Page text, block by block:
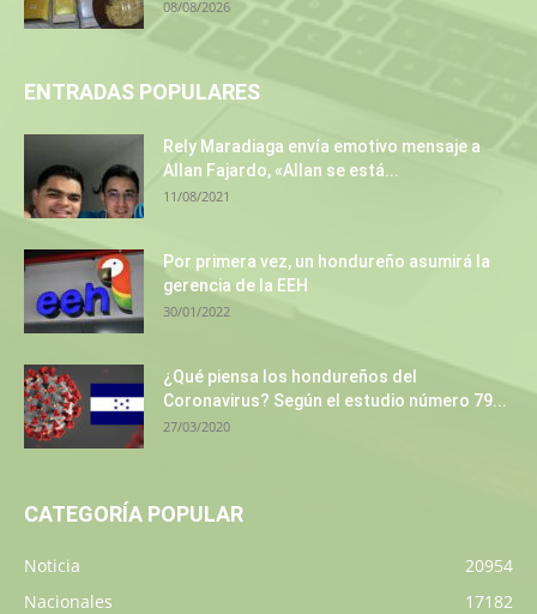
08/08/2026
ENTRADAS POPULARES
Rely Maradiaga envía emotivo mensaje a
Allan Fajardo, «Allan se está...
11/08/2021
Por primera vez, un hondureño asumirá la
gerencia de la EEH
30/01/2022
¿Qué piensa los hondureños del
Coronavirus? Según el estudio número 79...
27/03/2020
CATEGORÍA POPULAR
Noticia
20954
Nacionales
17182